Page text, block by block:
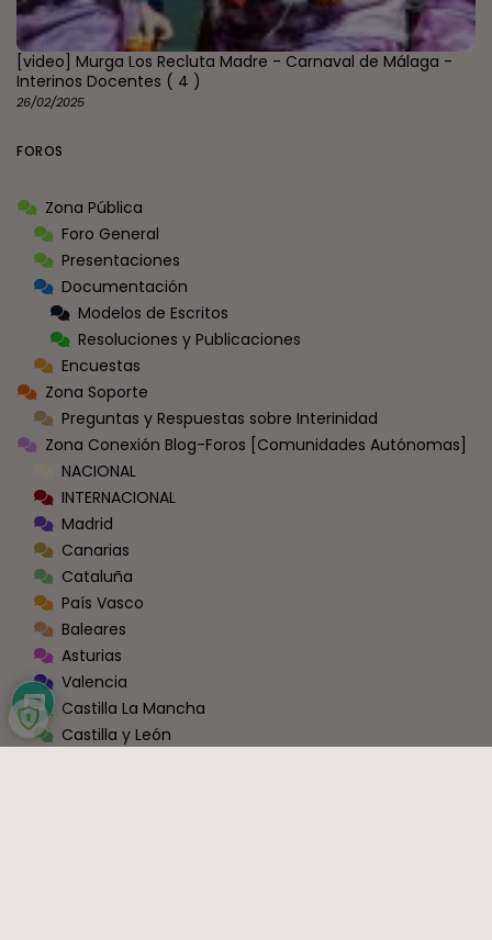
[video] Murga Los Recluta Madre - Carnaval de Málaga -
Interinos Docentes ( 4 )
26/02/2025
FOROS
Zona Pública
Foro General
Presentaciones
Documentación
Modelos de Escritos
Resoluciones y Publicaciones
Encuestas
Zona Soporte
Preguntas y Respuestas sobre Interinidad
Zona Conexión Blog-Foros [Comunidades Autónomas]
NACIONAL
INTERNACIONAL
Madrid
Canarias
Cataluña
País Vasco
Baleares
Asturias
Valencia
Castilla La Mancha
Castilla y León